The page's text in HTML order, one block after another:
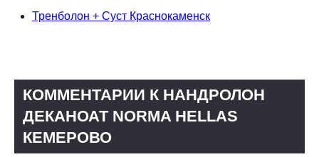
Тренболон + Суст Краснокаменск
КОММЕНТАРИИ К НАНДРОЛОН
ДЕКАНОАТ NORMA HELLAS
КЕМЕРОВО